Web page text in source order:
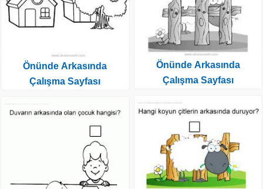
Önünde Arkasında
Çalışma Sayfası
Önünde Arkasında
Çalışma Sayfası